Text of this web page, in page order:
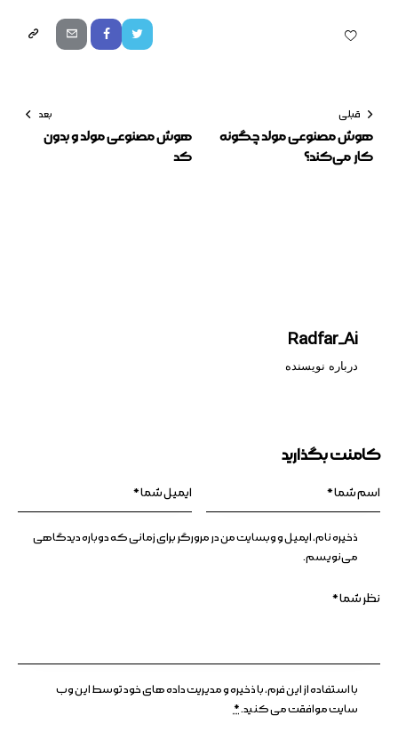
قبلی
هوش مصنوعی مولد چگونه
کار می‌کند؟
بعد
هوش مصنوعی مولد و بدون
کد
Radfar_Ai
درباره نویسنده
کامنت بگذارید
ذخیره نام، ایمیل و وبسایت من در مرورگر برای زمانی که دوباره دیدگاهی
می‌نویسم.
با استفاده از این فرم، با ذخیره و مدیریت داده های خود توسط این وب
سایت موافقت می کنید.*